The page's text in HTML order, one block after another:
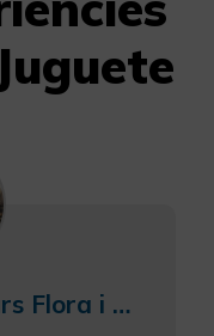
Excursió per a Escolars Flora i Fauna Mediterrània